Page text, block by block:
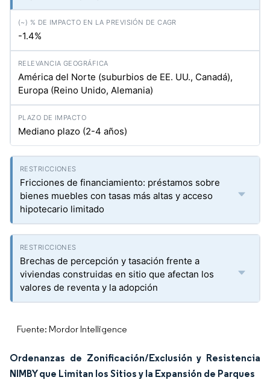
-1.4%
América del Norte (suburbios de EE. UU., Canadá),
Europa (Reino Unido, Alemania)
Mediano plazo (2-4 años)
Fricciones de financiamiento: préstamos sobre
bienes muebles con tasas más altas y acceso
hipotecario limitado
Brechas de percepción y tasación frente a
viviendas construidas en sitio que afectan los
valores de reventa y la adopción
Fuente: Mordor Intelligence
Ordenanzas de Zonificación/Exclusión y Resistencia
NIMBY que Limitan los Sitios y la Expansión de Parques